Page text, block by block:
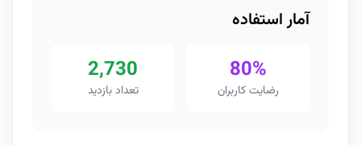
آمار استفاده
80%
رضایت کاربران
2,730
تعداد بازدید